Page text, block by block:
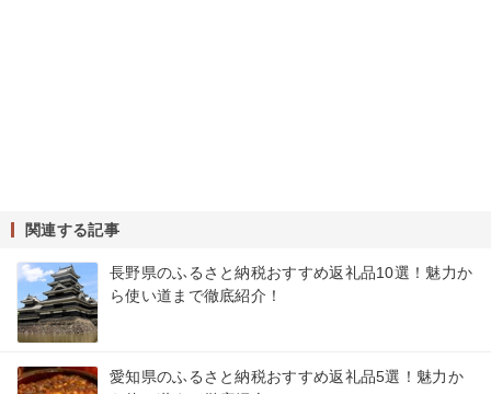
関連する記事
長野県のふるさと納税おすすめ返礼品10選！魅力か
ら使い道まで徹底紹介！
愛知県のふるさと納税おすすめ返礼品5選！魅力か